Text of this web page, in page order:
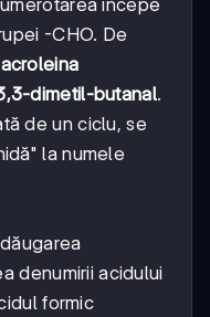
începe
-CHO. De
acroleina
dimetil-butanal.
de un ciclu, se
la numele
denumirii acidului
formic